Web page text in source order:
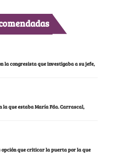
la congresista que investigaba a su jefe,
la que estaba María Fda. Carrascal,
opción que criticar la puerta por la que